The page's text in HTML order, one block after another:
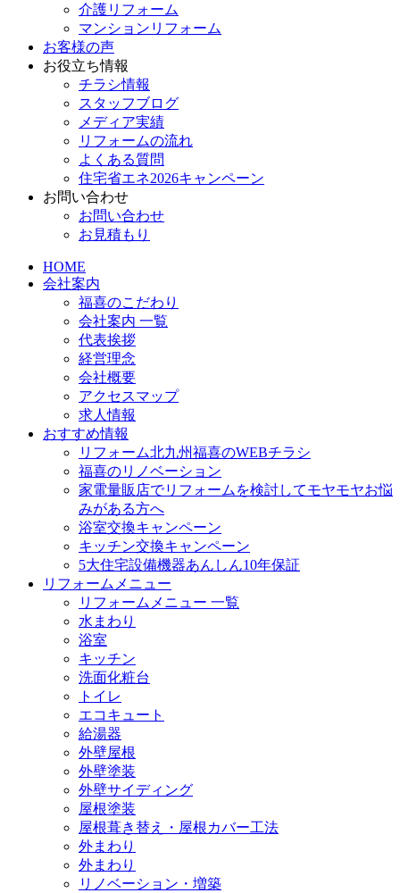
介護リフォーム
マンションリフォーム
お客様の声
お役立ち情報
チラシ情報
スタッフブログ
メディア実績
リフォームの流れ
よくある質問
住宅省エネ2026キャンペーン
お問い合わせ
お問い合わせ
お見積もり
HOME
会社案内
福喜のこだわり
会社案内 一覧
代表挨拶
経営理念
会社概要
アクセスマップ
求人情報
おすすめ情報
リフォーム北九州福喜のWEBチラシ
福喜のリノベーション
家電量販店でリフォームを検討してモヤモヤお悩
みがある方へ
浴室交換キャンペーン
キッチン交換キャンペーン
5大住宅設備機器あんしん10年保証
リフォームメニュー
リフォームメニュー 一覧
水まわり
浴室
キッチン
洗面化粧台
トイレ
エコキュート
給湯器
外壁屋根
外壁塗装
外壁サイディング
屋根塗装
屋根葺き替え・屋根カバー工法
外まわり
外まわり
リノベーション・増築